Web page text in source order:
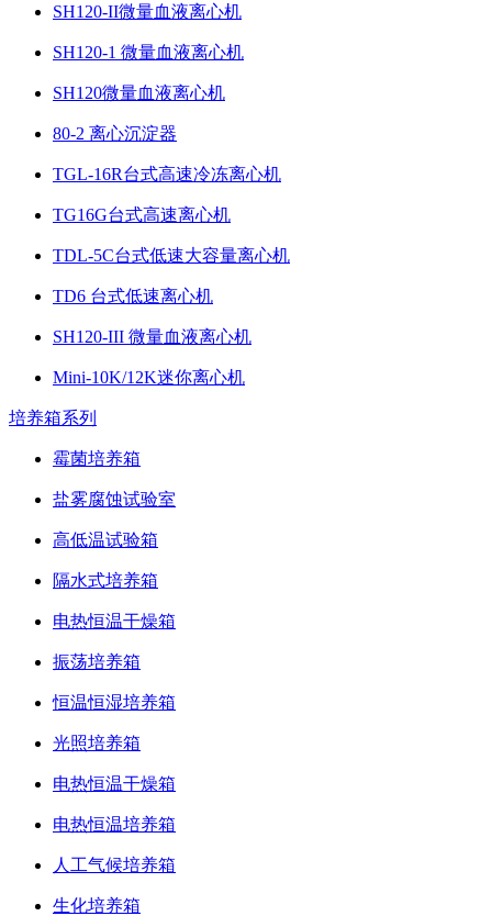
SH120-II微量血液离心机
SH120-1 微量血液离心机
SH120微量血液离心机
80-2 离心沉淀器
TGL-16R台式高速冷冻离心机
TG16G台式高速离心机
TDL-5C台式低速大容量离心机
TD6 台式低速离心机
SH120-III 微量血液离心机
Mini-10K/12K迷你离心机
培养箱系列
霉菌培养箱
盐雾腐蚀试验室
高低温试验箱
隔水式培养箱
电热恒温干燥箱
振荡培养箱
恒温恒湿培养箱
光照培养箱
电热恒温干燥箱
电热恒温培养箱
人工气候培养箱
生化培养箱